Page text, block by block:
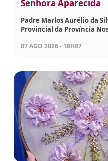
Senhora Aparecida
Padre Marlos Aurélio da
Provincial da Província
07 AGO 2026 - 18H07